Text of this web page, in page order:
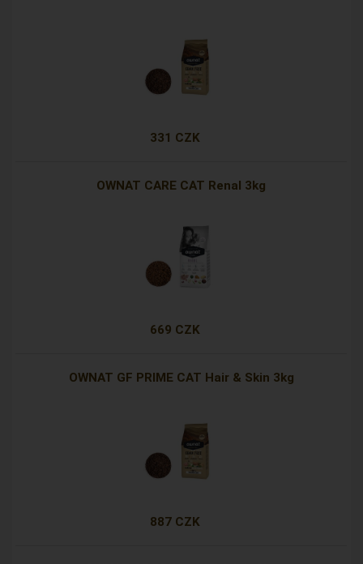
331 CZK
OWNAT CARE CAT Renal 3kg
669 CZK
OWNAT GF PRIME CAT Hair & Skin 3kg
887 CZK